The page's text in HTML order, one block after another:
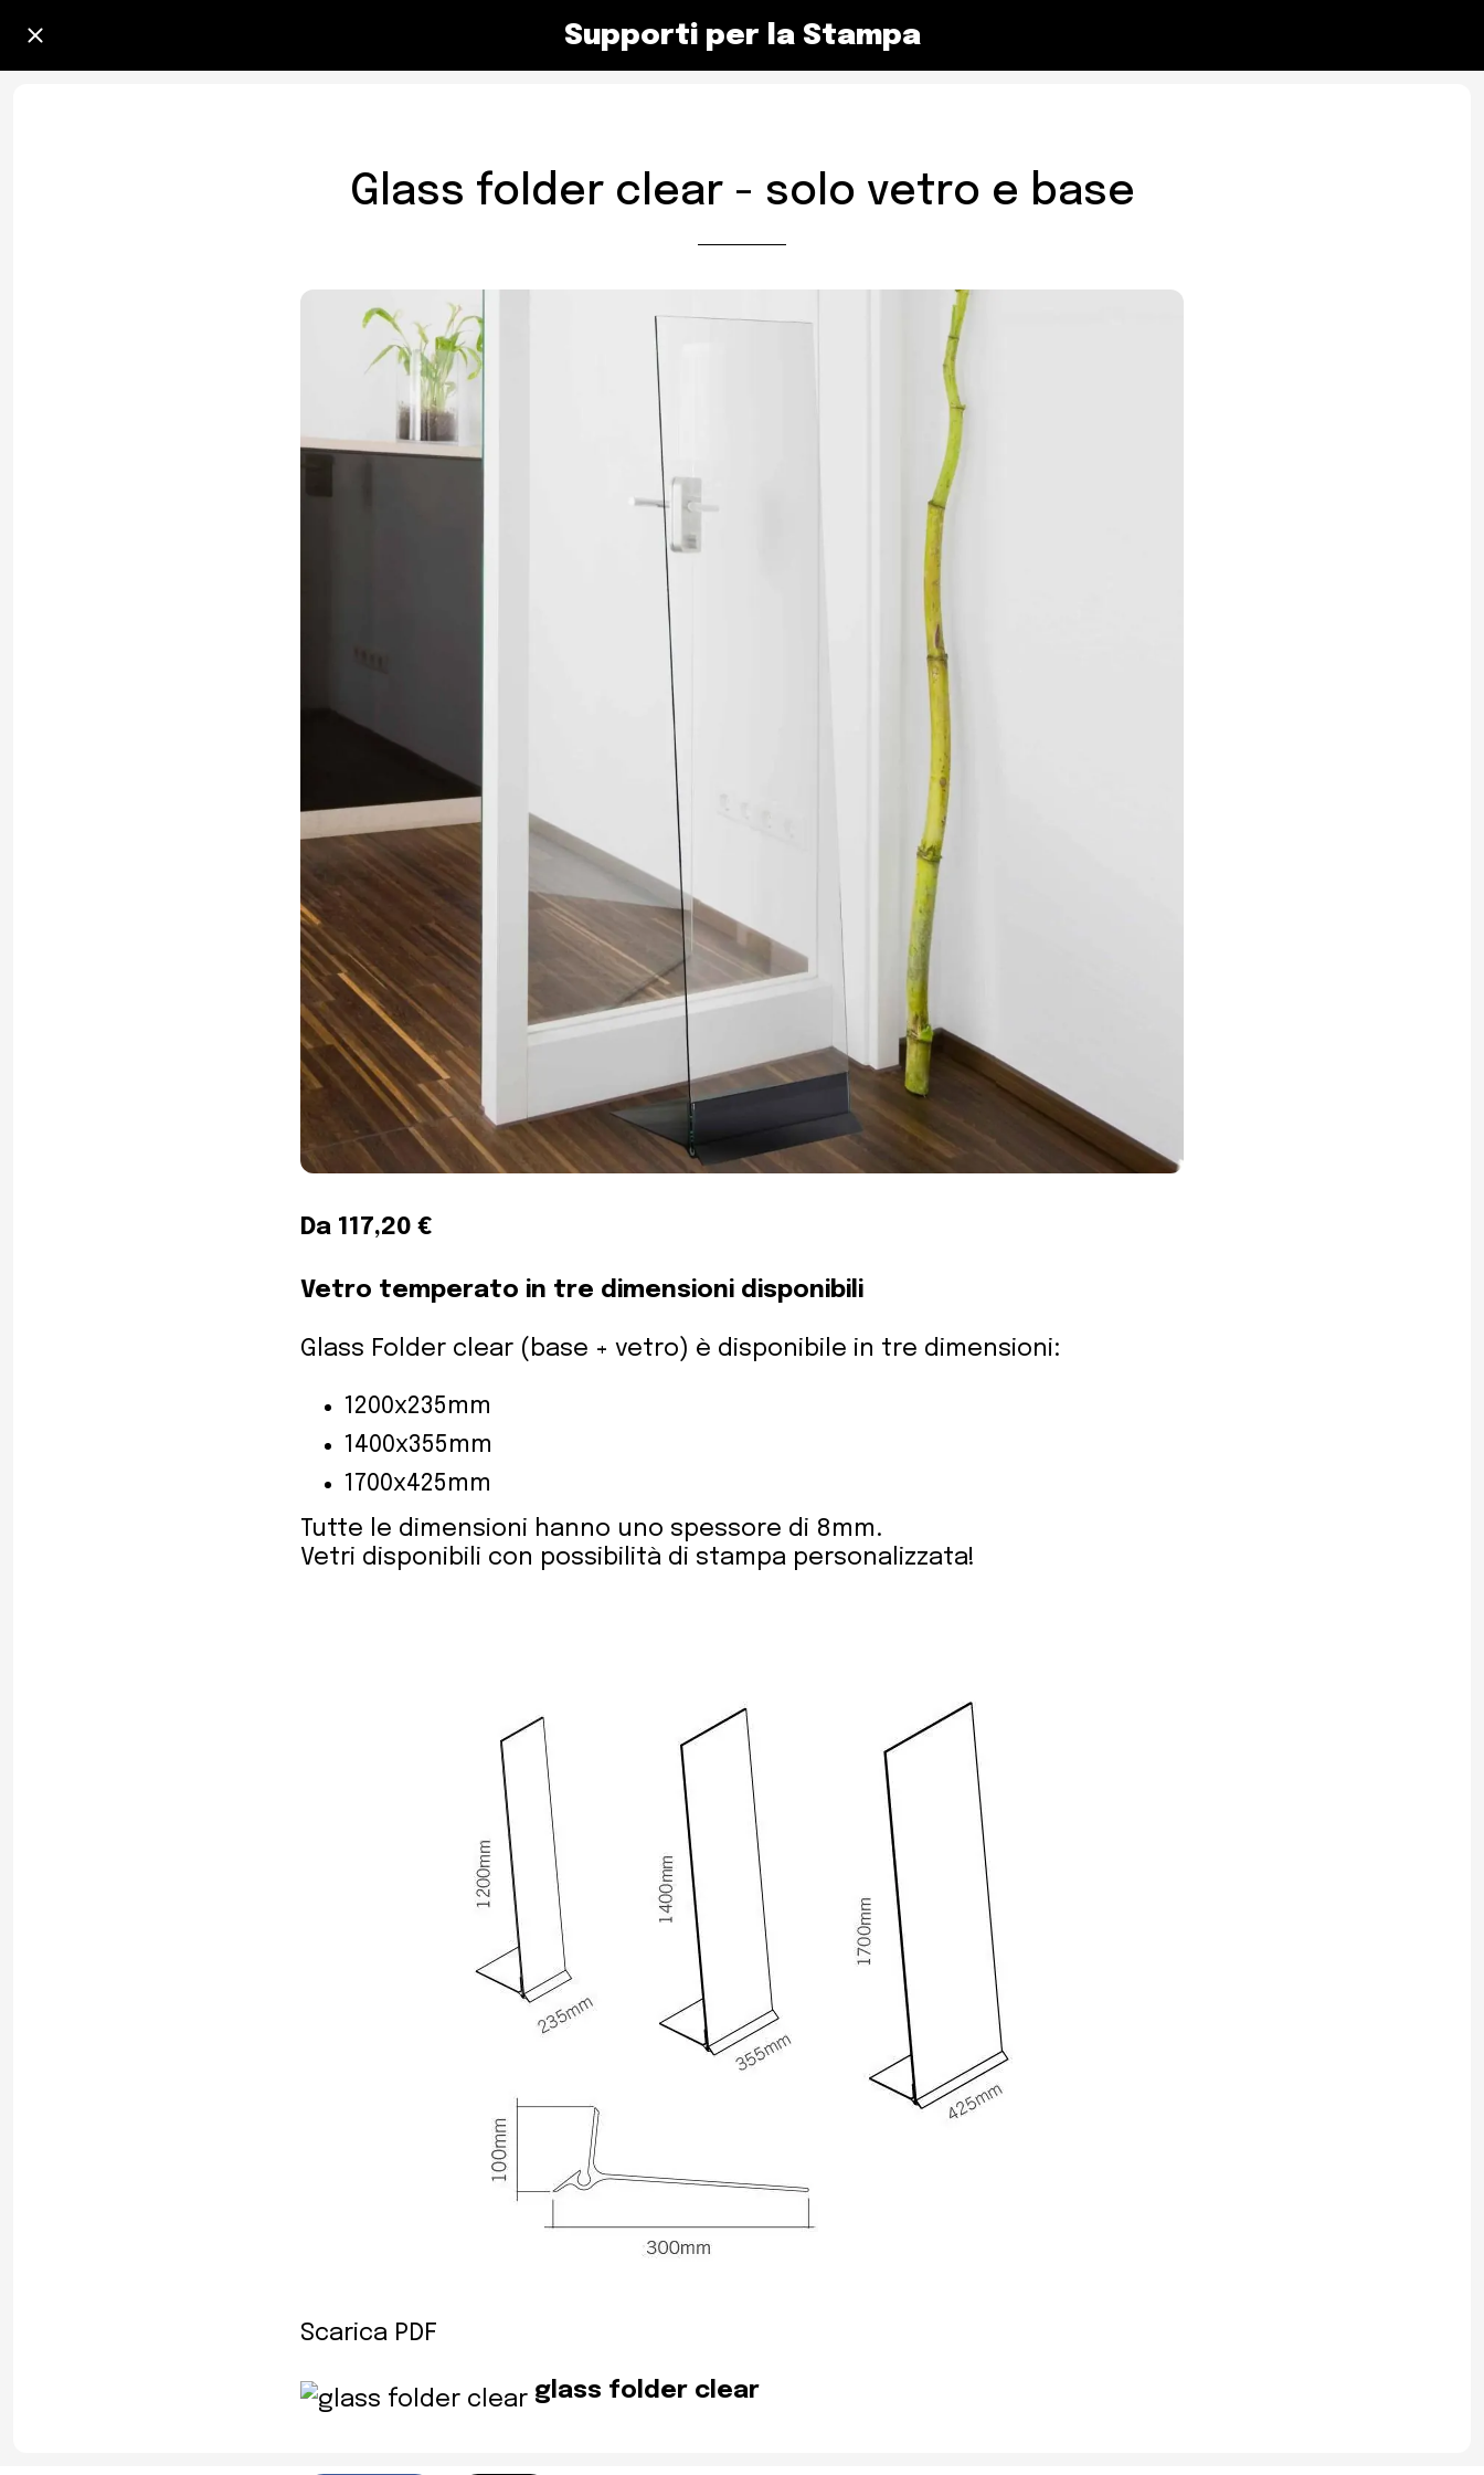
Supporti per la Stampa
Glass folder clear - solo vetro e base
Da 117,20 €
Vetro temperato in tre dimensioni disponibili
Glass Folder clear (base + vetro) è disponibile in tre dimensioni:
1200x235mm
1400x355mm
1700x425mm
Tutte le dimensioni hanno uno spessore di 8mm.
Vetri disponibili con possibilità di stampa personalizzata!
Scarica PDF
glass folder clear